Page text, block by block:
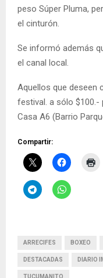
peso Súper Pluma,
el cinturón.
Se informó además
el canal local.
Aquellos que deseen
festival. a sólo $100.-
Casa A6 (Barrio
Compartir:
ARRECIFES BOXEO
DESTACADAS DIARIO
TUCUMANITO